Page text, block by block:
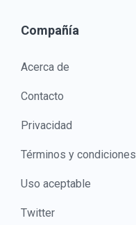
Compañía
Acerca de
Contacto
Privacidad
Términos y condiciones
Uso aceptable
Twitter